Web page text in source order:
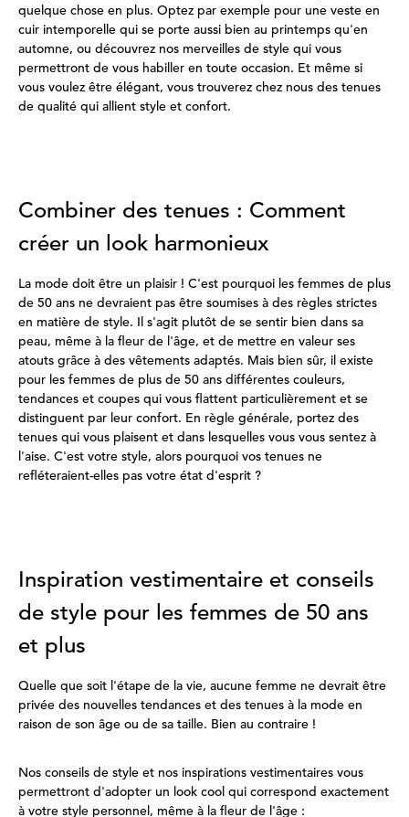
quelque chose en plus. Optez par exemple pour une veste en
cuir intemporelle qui se porte aussi bien au printemps qu'en
automne, ou découvrez nos merveilles de style qui vous
permettront de vous habiller en toute occasion. Et même si
vous voulez être élégant, vous trouverez chez nous des tenues
de qualité qui allient style et confort.
Combiner des tenues : Comment
créer un look harmonieux
La mode doit être un plaisir ! C'est pourquoi les femmes de plus
de 50 ans ne devraient pas être soumises à des règles strictes
en matière de style. Il s'agit plutôt de se sentir bien dans sa
peau, même à la fleur de l'âge, et de mettre en valeur ses
atouts grâce à des vêtements adaptés. Mais bien sûr, il existe
pour les femmes de plus de 50 ans différentes couleurs,
tendances et coupes qui vous flattent particulièrement et se
distinguent par leur confort. En règle générale, portez des
tenues qui vous plaisent et dans lesquelles vous vous sentez à
l'aise. C'est votre style, alors pourquoi vos tenues ne
refléteraient-elles pas votre état d'esprit ?
Inspiration vestimentaire et conseils
de style pour les femmes de 50 ans
et plus
Quelle que soit l'étape de la vie, aucune femme ne devrait être
privée des nouvelles tendances et des tenues à la mode en
raison de son âge ou de sa taille. Bien au contraire !
Nos conseils de style et nos inspirations vestimentaires vous
permettront d'adopter un look cool qui correspond exactement
à votre style personnel, même à la fleur de l'âge :